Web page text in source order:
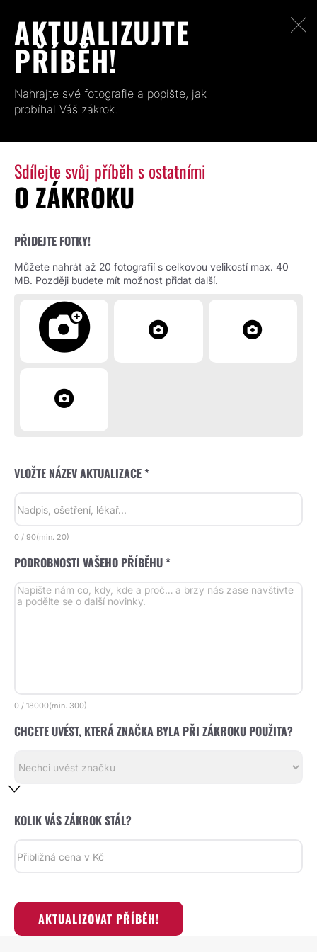
AKTUALIZUJTE
PŘÍBĚH!
Nahrajte své fotografie a popište, jak
probíhal Váš zákrok.
Sdílejte svůj příběh s ostatními
O ZÁKROKU
PŘIDEJTE FOTKY!
Můžete nahrát až 20 fotografií s celkovou velikostí max. 40
MB. Později budete mít možnost přidat další.
VLOŽTE NÁZEV AKTUALIZACE *
0 / 90(min. 20)
PODROBNOSTI VAŠEHO PŘÍBĚHU *
0 / 18000(min. 300)
CHCETE UVÉST, KTERÁ ZNAČKA BYLA PŘI ZÁKROKU POUŽITA?
KOLIK VÁS ZÁKROK STÁL?
AKTUALIZOVAT PŘÍBĚH!